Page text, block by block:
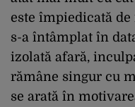
este împiedicată
s-a întâmplat în
izolată afară,
rămâne singur cu
se arată în